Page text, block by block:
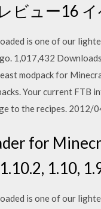
ビュー16
is one of our
1,017,432
modpack for
Your current FTB
to the recipes. 2012/
for
1.10,
is one of our